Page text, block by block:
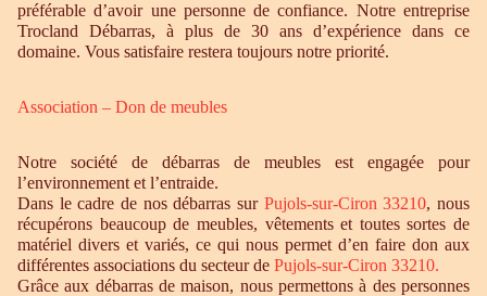
préférable d’avoir une personne de confiance. Notre entreprise
Trocland Débarras, à plus de 30 ans d’expérience dans ce
domaine. Vous satisfaire restera toujours notre priorité.
Association – Don de meubles
Notre société de débarras de meubles est engagée pour
l’environnement et l’entraide.
Dans le cadre de nos débarras sur Pujols-sur-Ciron 33210, nous
récupérons beaucoup de meubles, vêtements et toutes sortes de
matériel divers et variés, ce qui nous permet d’en faire don aux
différentes associations du secteur de Pujols-sur-Ciron 33210.
Grâce aux débarras de maison, nous permettons à des personnes